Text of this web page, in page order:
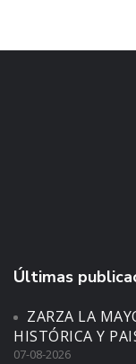
Últimas
ZARZA LA
HISTÓRICA Y
07-08-2026